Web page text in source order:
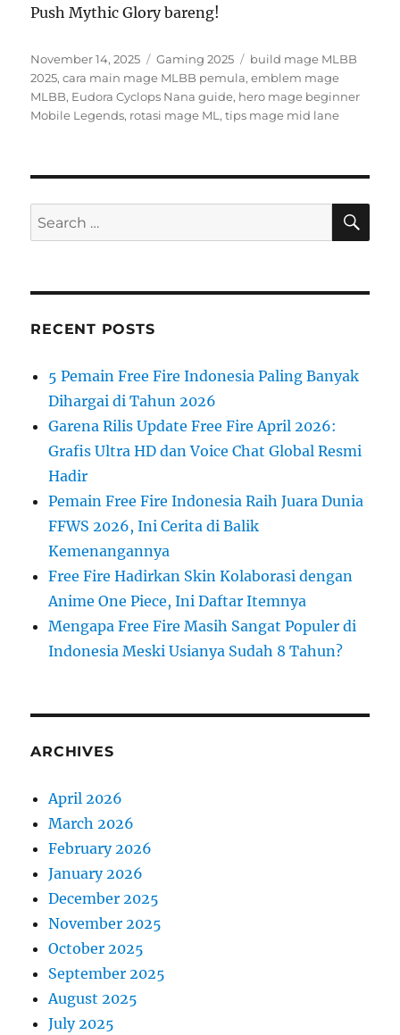
Push Mythic Glory bareng!
Posted
on
November 14, 2025 Categories
Gaming 2025 Tags
build mage MLBB
2025,cara main mage MLBB pemula,emblem mage
MLBB, Eudora Cyclops Nana guide, hero mage beginner
Mobile Legends, rotasi mage ML ,tips mage mid lane
Search
for:
RECENT POSTS
5 Pemain Free Fire Indonesia Paling Banyak
Dihargai di Tahun 2026
Garena Rilis Update Free Fire April 2026:
Grafis Ultra HD dan Voice Chat Global Resmi
Hadir
Pemain Free Fire Indonesia Raih Juara Dunia
FFWS 2026, Ini Cerita di Balik
Kemenangannya
Free Fire Hadirkan Skin Kolaborasi dengan
Anime One Piece, Ini Daftar Itemnya
Mengapa Free Fire Masih Sangat Populer di
Indonesia Meski Usianya Sudah 8 Tahun?
ARCHIVES
April 2026
March 2026
February 2026
January 2026
December 2025
November 2025
October 2025
September 2025
August 2025
July 2025